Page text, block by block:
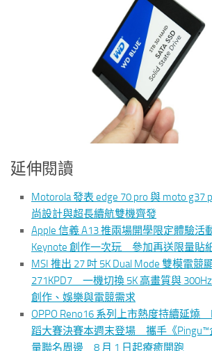
延伸閱讀
Motorola 發表 edge 70 pro 與 moto
尚設計與超長續航雙機齊發
Apple 信義 A13 推兩場開學限定體驗活
Keynote 創作一次玩 參加再送限量貼
MSI 推出 27 吋 5K Dual Mode 雙模電競
271KPD7 一機切換 5K 高畫質與
創作、娛樂與電競需求
OPPO Reno16 系列上市熱度持續延燒
蹈大賽決賽本週末登場 攜手《Pingu™
量聯名周邊 8 月 1 日起療癒開跑